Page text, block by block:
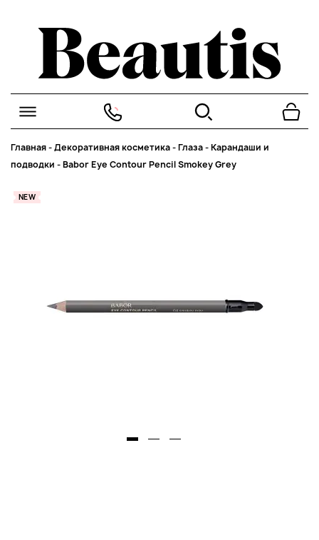
Главная-Декоративная косметика-Глаза-Карандаши и
подводки -Babor Eye Contour Pencil Smokey Grey
NEW